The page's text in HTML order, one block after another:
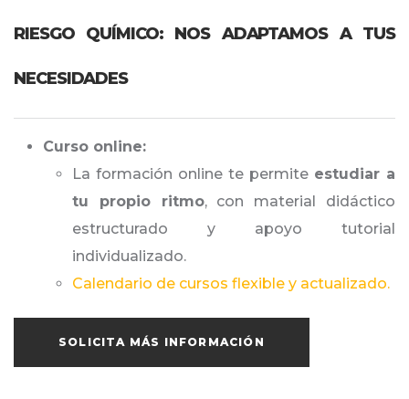
RIESGO QUÍMICO: NOS ADAPTAMOS A TUS
NECESIDADES
Curso online:
La formación online te permite estudiar a
tu propio ritmo, con material didáctico
estructurado y apoyo tutorial
individualizado.
Calendario de cursos flexible y actualizado.
SOLICITA MÁS INFORMACIÓN